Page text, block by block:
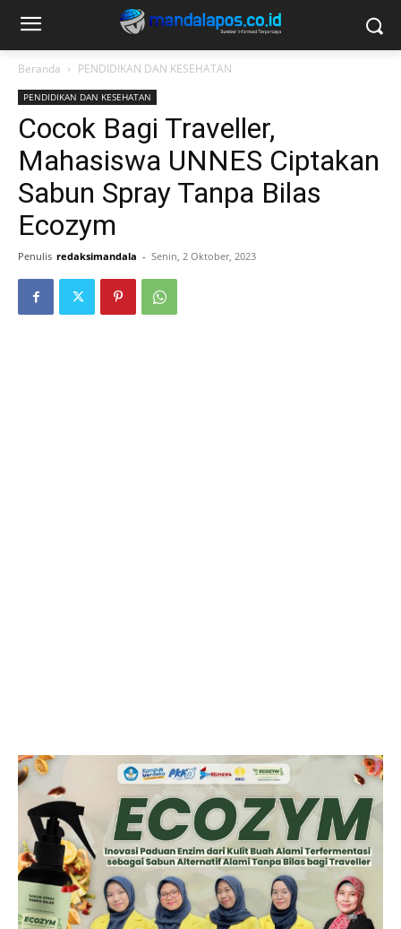
Beranda PENDIDIKAN DAN KESEHATAN
PENDIDIKAN DAN KESEHATAN
Cocok Bagi Traveller,
Mahasiswa UNNES Ciptakan
Sabun Spray Tanpa Bilas
Ecozym
Penulis redaksimandala - Senin, 2 Oktober, 2023